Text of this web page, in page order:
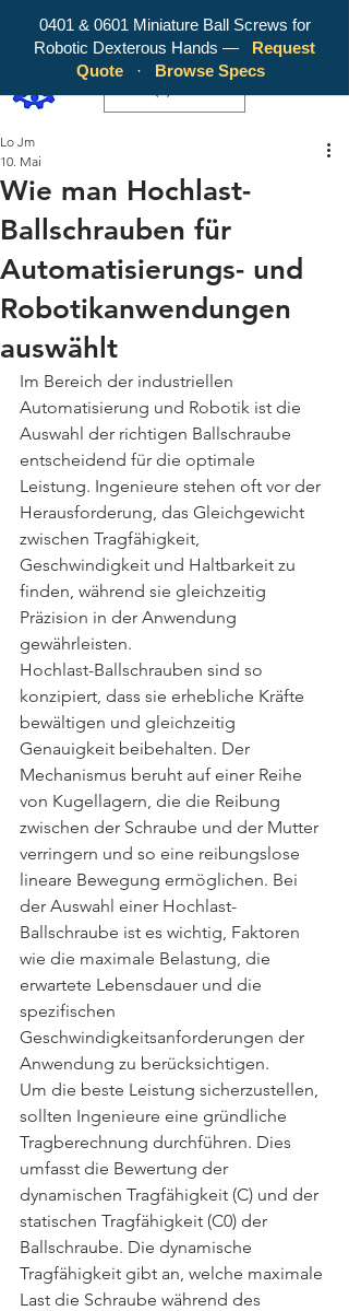
WY Precision Co., Limited - Your
Trusted Mini Ballscrew Manufacturer!
Wie man Hochlast-
Ballschrauben für
Automatisierungs- und
Robotikanwendungen
auswählt
Lo Jm
10. Mai
Im Bereich der industriellen
Automatisierung und Robotik ist die
Auswahl der richtigen Ballschraube
entscheidend für die optimale
Leistung. Ingenieure stehen oft vor der
Herausforderung, das Gleichgewicht
zwischen Tragfähigkeit,
Geschwindigkeit und Haltbarkeit zu
finden, während sie gleichzeitig
Präzision in der Anwendung
gewährleisten.
Hochlast-Ballschrauben sind so
konzipiert, dass sie erhebliche Kräfte
bewältigen und gleichzeitig
Genauigkeit beibehalten. Der
Mechanismus beruht auf einer Reihe
von Kugellagern, die die Reibung
zwischen der Schraube und der Mutter
verringern und so eine reibungslose
lineare Bewegung ermöglichen. Bei
der Auswahl einer Hochlast-
Ballschraube ist es wichtig, Faktoren
wie die maximale Belastung, die
erwartete Lebensdauer und die
spezifischen
Geschwindigkeitsanforderungen der
Anwendung zu berücksichtigen.
Um die beste Leistung sicherzustellen,
sollten Ingenieure eine gründliche
Tragberechnung durchführen. Dies
umfasst die Bewertung der
dynamischen Tragfähigkeit (C) und der
statischen Tragfähigkeit (C0) der
Ballschraube. Die dynamische
Tragfähigkeit gibt an, welche maximale
Last die Schraube während des
0401 & 0601 Miniature Ball Screws for
Robotic Dexterous Hands —
Request
Quote
· Browse Specs